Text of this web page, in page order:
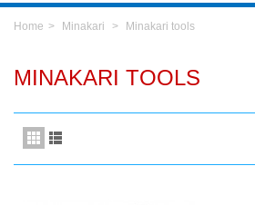
Home > Minakari > Minakari tools
MINAKARI TOOLS